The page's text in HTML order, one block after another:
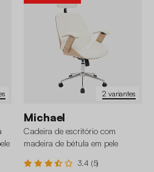
2 variantes
Michael
Cadeira de escritório com
madeira de bétula em pele
3.4 (5)